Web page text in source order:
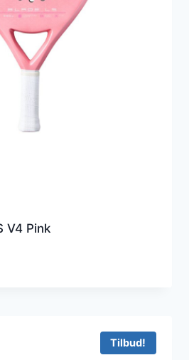
V4 Pink
Tilbud!